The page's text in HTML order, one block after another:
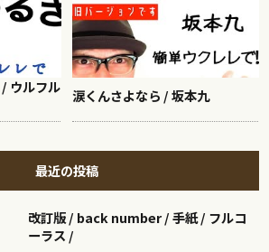
ウルフル
涙くんさよなら / 坂本九
最近の投稿
改訂版 / back number / 手紙 / フルコ
ーラス /